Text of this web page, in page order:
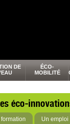
DE
ÉCO-
MOBILITÉ
éco-
Un emploi